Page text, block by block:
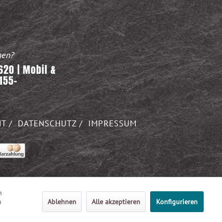
| Mobil &
DATENSCHUTZ IMPRESSUM
Ablehnen Alle akzeptieren Konfigurieren